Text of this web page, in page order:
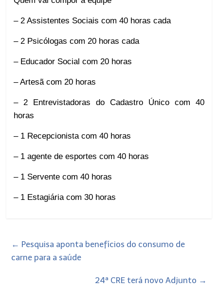
– 2 Assistentes Sociais com 40 horas cada
– 2 Psicólogas com 20 horas cada
– Educador Social com 20 horas
– Artesã com 20 horas
– 2 Entrevistadoras do Cadastro Único com 40
horas
– 1 Recepcionista com 40 horas
– 1 agente de esportes com 40 horas
– 1 Servente com 40 horas
– 1 Estagiária com 30 horas
← Pesquisa aponta benefícios do consumo de
carne para a saúde
24ª CRE terá novo Adjunto →